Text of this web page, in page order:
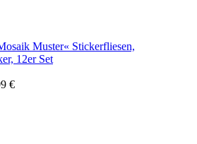
Muster« Stickerfliesen,
12er Set
€